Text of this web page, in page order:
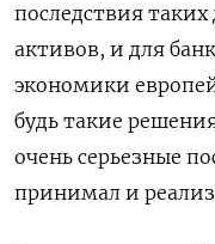
последствия
активов, и для
экономики
будь такие
очень серьезные
принимал и